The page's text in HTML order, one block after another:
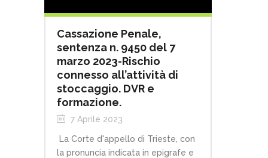
Cassazione Penale,
sentenza n. 9450 del 7
marzo 2023-Rischio
connesso all’attività di
stoccaggio. DVR e
formazione.
7 Aprile 2023
La Corte d'appello di Trieste, con
la pronuncia indicata in epigrafe e